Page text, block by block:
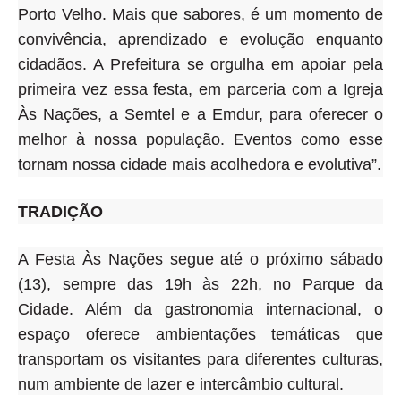
Porto Velho. Mais que sabores, é um momento de
convivência, aprendizado e evolução enquanto
cidadãos. A Prefeitura se orgulha em apoiar pela
primeira vez essa festa, em parceria com a Igreja
Às Nações, a Semtel e a Emdur, para oferecer o
melhor à nossa população. Eventos como esse
tornam nossa cidade mais acolhedora e evolutiva”.
TRADIÇÃO
A Festa Às Nações segue até o próximo sábado
(13), sempre das 19h às 22h, no Parque da
Cidade. Além da gastronomia internacional, o
espaço oferece ambientações temáticas que
transportam os visitantes para diferentes culturas,
num ambiente de lazer e intercâmbio cultural.